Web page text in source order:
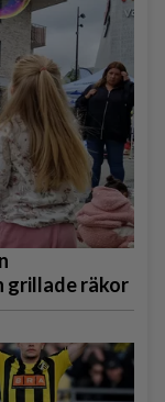
grillade räkor